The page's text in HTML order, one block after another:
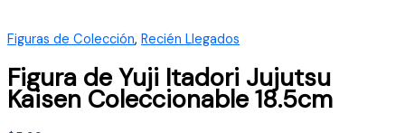
Figuras de Colección, Recién Llegados
Figura de Yuji Itadori Jujutsu
Kaisen Coleccionable 18.5cm